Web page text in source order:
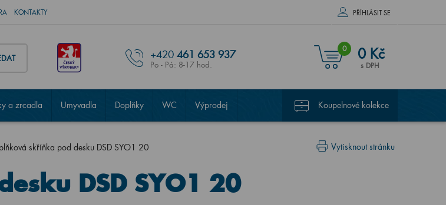
KONTAKTY PŘÍHLÁSIT SE
+420 461 653 937
Po - Pá: 8-17 hod.
0 0 Kč
s DPH
a zrcadla Umyvadla Doplňky WC Výprodej Koupelnové kolekce
Vytisknout stránku
skříňka pod desku DSD SYO1 20
DSD SYO1 20